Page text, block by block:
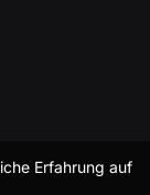
Erfahrung auf